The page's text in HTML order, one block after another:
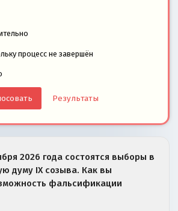
процесс не завершён
Результаты
2026 года состоятся выборы в
думу IX созыва. Как вы
фальсификации